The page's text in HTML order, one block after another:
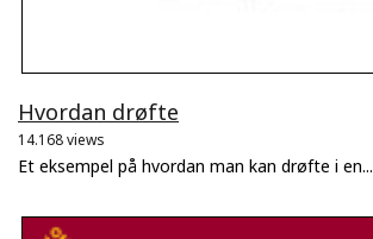
Hvordan drøfte
14.168 views
Et eksempel på hvordan man kan drøfte i en...